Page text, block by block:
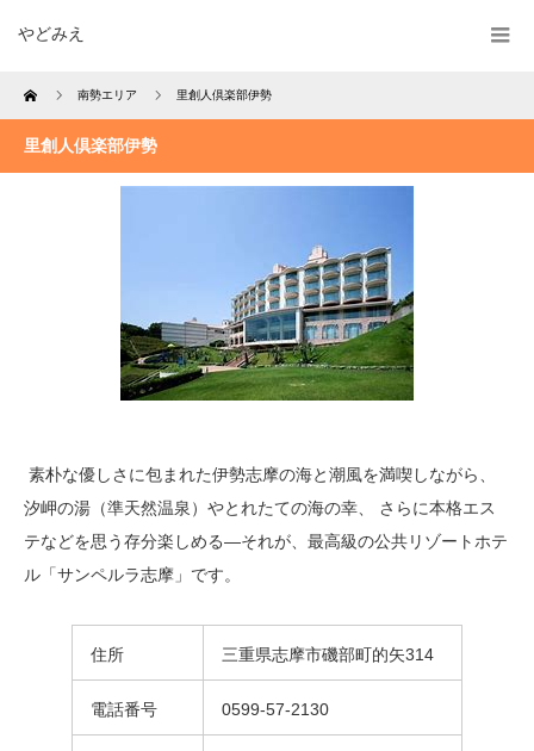
やどみえ
Home 南勢エリア 里創人倶楽部伊勢
里創人倶楽部伊勢
素朴な優しさに包まれた伊勢志摩の海と潮風を満喫しながら、
汐岬の湯（準天然温泉）やとれたての海の幸、 さらに本格エス
テなどを思う存分楽しめる―それが、最高級の公共リゾートホテ
ル「サンペルラ志摩」です。
住所 三重県志摩市磯部町的矢314
電話番号 0599-57-2130